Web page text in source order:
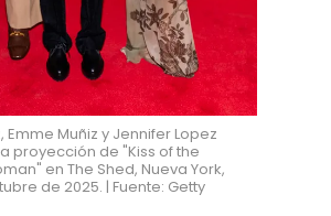
Emme Muñiz y Jennifer Lopez
proyección de "Kiss of the
en The Shed, Nueva York,
de 2025. | Fuente: Getty